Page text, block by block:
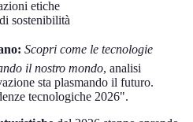
etiche
sostenibilità
Scopri come le tecnologie
il nostro mondo, analisi
sta plasmando il futuro.
tecnologiche 2026".